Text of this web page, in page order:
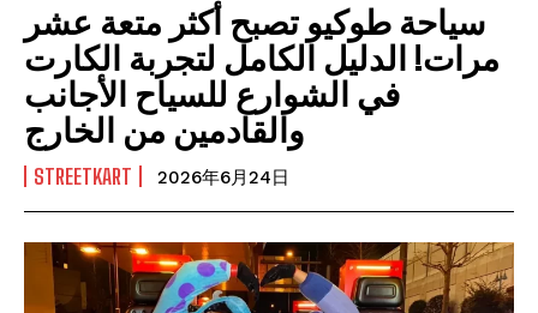
سياحة طوكيو تصبح أكثر متعة عشر
مرات! الدليل الكامل لتجربة الكارت
في الشوارع للسياح الأجانب
والقادمين من الخارج
STREETKART 2026年6月24日